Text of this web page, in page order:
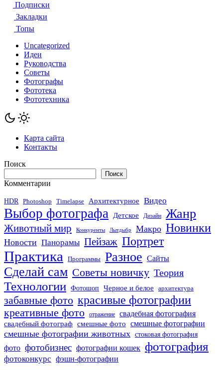
Подписки
Закладки
Топы
Uncategorized
Идеи
Руководства
Советы
Фотографы
Фототека
Фототехника
Карта сайта
Контакты
Поиск
Поиск
Комментарии
HDR Photoshop Timelapse Архитектурное Видео
Выбор фотографа Детское Дизайн Жанр
Животный мир Конкуренты Лытдыбр Макро Новинки
Новости Панорамы Пейзаж Портрет
Практика Программы Разное Сайты
Сделай сам Советы новичку Теория
Технологии Фотошоп Черное и белое архитектура
забавные фото красивые фотографии
креативные фото отражение свадебная фотография
свадебный фотограф смешные фото смешные фотографии
смешные фотографии животных стоковая фотография
фото фотобизнес фотографии кошек фотография
фотоконкурс фэшн-фотографии